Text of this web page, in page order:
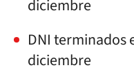
diciembre
DNI terminados
diciembre